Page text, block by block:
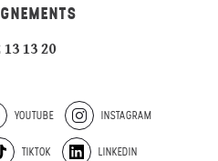
13 13 20
YOUTUBE INSTAGRAM
TIKTOK LINKEDIN